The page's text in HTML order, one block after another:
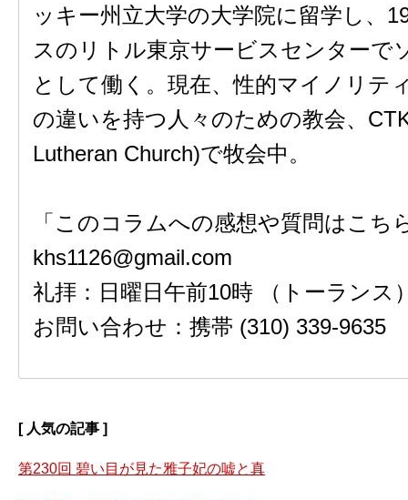
ッキー州立大学の大学院に留学し、
スのリトル東京サービスセンターで
として働く。現在、性的マイノリテ
の違いを持つ人々のための教会、
Lutheran Church)で牧会中。
「このコラムへの感想や質問はこ
khs1126@gmail.com
礼拝：日曜日午前10時 （トーランス
お問い合わせ：携帯 (310) 339-9635
[ 人気の記事 ]
第230回 碧い目が見た雅子妃の嘘と真